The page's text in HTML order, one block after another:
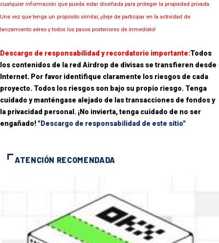
cualquier información que pueda estar diseñada para proteger la propiedad privada.
Una vez que tenga un propósito similar, ¡deje de participar en la actividad de
lanzamiento aéreo y todos los pasos posteriores de inmediato!
Descargo de responsabilidad y recordatorio importante:Todos
los contenidos de la red Airdrop de divisas se transfieren desde
Internet. Por favor identifique claramente los riesgos de cada
proyecto. Todos los riesgos son bajo su propio riesgo. Tenga
cuidado y manténgase alejado de las transacciones de fondos y
la privacidad personal. ¡No invierta, tenga cuidado de no ser
engañado! "Descargo de responsabilidad de este sitio"
ATENCIÓN RECOMENDADA